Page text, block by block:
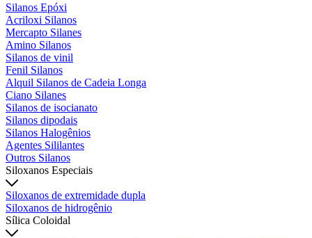
Silanos Epóxi
Acriloxi Silanos
Mercapto Silanes
Amino Silanos
Silanos de vinil
Fenil Silanos
Alquil Silanos de Cadeia Longa
Ciano Silanes
Silanos de isocianato
Silanos dipodais
Silanos Halogênios
Agentes Sililantes
Outros Silanos
Siloxanos Especiais
Siloxanos de extremidade dupla
Siloxanos de hidrogênio
Sílica Coloidal